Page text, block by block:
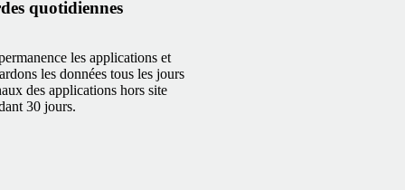
quotidiennes
les applications et
les données tous les jours
des applications hors site
30 jours.